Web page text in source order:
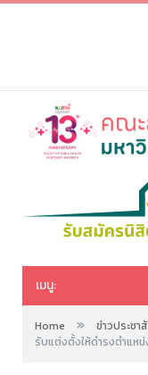
เมนู:
Home » ข่าวประชา
รับแต่งตั้งให้ดำรงตำแหน่